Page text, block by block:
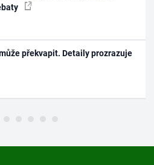
překvapit. Detaily prozrazuje